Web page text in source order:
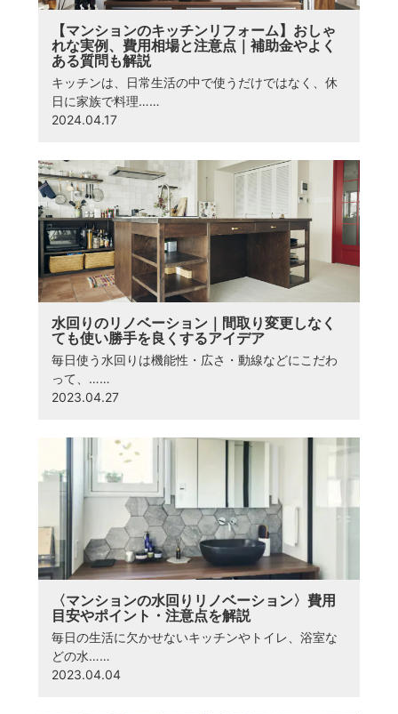
【マンションのキッチンリフォーム】おしゃ
れな実例、費用相場と注意点｜補助金やよく
ある質問も解説
キッチンは、日常生活の中で使うだけではなく、休
日に家族で料理……
2024.04.17
水回りのリノベーション｜間取り変更しなく
ても使い勝手を良くするアイデア
毎日使う水回りは機能性・広さ・動線などにこだわ
って、……
2023.04.27
〈マンションの水回りリノベーション〉費用
目安やポイント・注意点を解説
毎日の生活に欠かせないキッチンやトイレ、浴室な
どの水……
2023.04.04